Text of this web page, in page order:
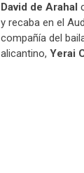
David de Arahal
y recaba en el
compañía del
alicantino, Yerai